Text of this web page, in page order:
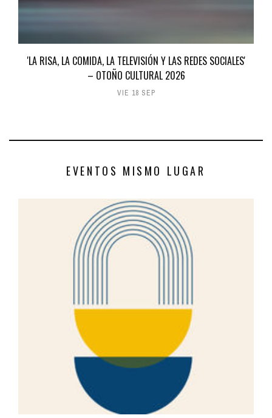
'LA RISA, LA COMIDA, LA TELEVISIÓN Y LAS REDES SOCIALES'
– OTOÑO CULTURAL 2026
VIE 18 SEP
EVENTOS MISMO LUGAR